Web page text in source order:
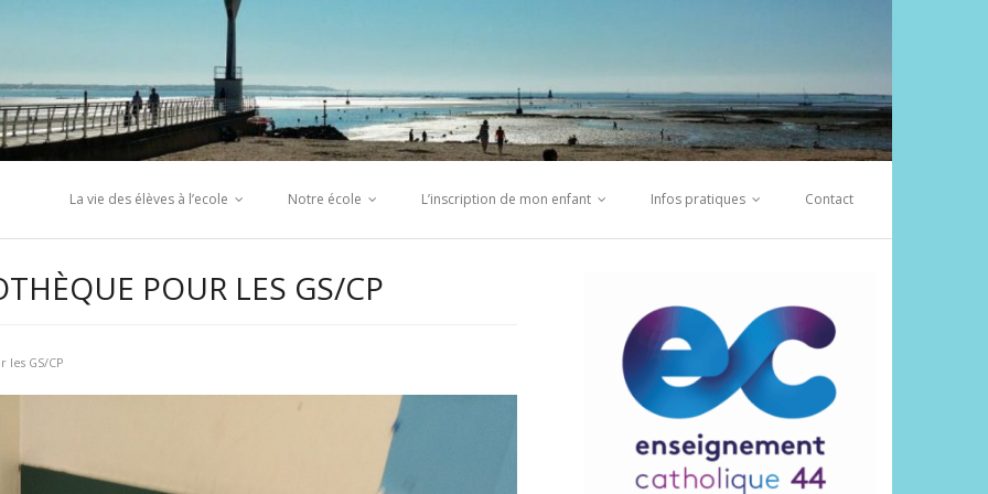
La vie des élèves à l’ecole Notre école L’inscription de mon enfant Infos pratiques Contact
POUR LES GS/CP
GS/CP